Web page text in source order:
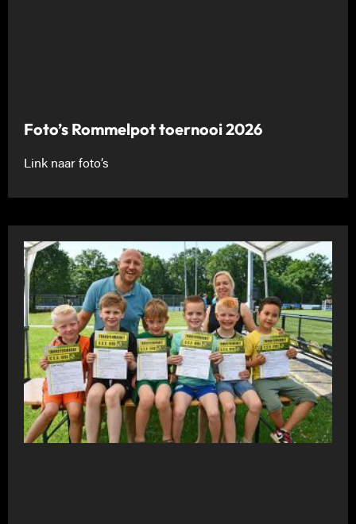
Foto’s Rommelpot toernooi 2026
Link naar foto’s